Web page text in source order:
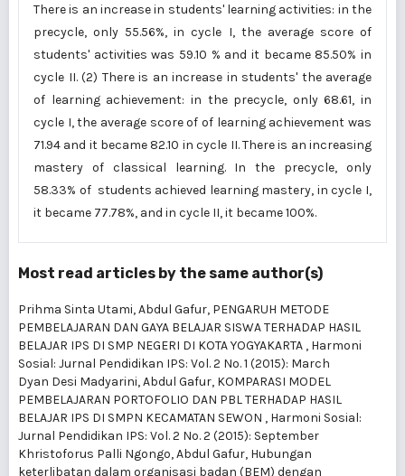
There is an increase in students' learning activities: in the
precycle, only 55.56%, in cycle I, the average score of
students' activities was 59.10 % and it became 85.50% in
cycle II. (2) There is an increase in students' the average
of learning achievement: in the precycle, only 68.61, in
cycle I, the average score of of learning achievement was
71.94 and it became 82.10 in cycle II. There is an increasing
mastery of classical learning. In the precycle, only
58.33% of students achieved learning mastery, in cycle I,
it became 77.78%, and in cycle II, it became 100%.
Most read articles by the same author(s)
Prihma Sinta Utami, Abdul Gafur, PENGARUH METODE
PEMBELAJARAN DAN GAYA BELAJAR SISWA TERHADAP HASIL
BELAJAR IPS DI SMP NEGERI DI KOTA YOGYAKARTA , Harmoni
Sosial: Jurnal Pendidikan IPS: Vol. 2 No. 1 (2015): March
Dyan Desi Madyarini, Abdul Gafur, KOMPARASI MODEL
PEMBELAJARAN PORTOFOLIO DAN PBL TERHADAP HASIL
BELAJAR IPS DI SMPN KECAMATAN SEWON , Harmoni Sosial:
Jurnal Pendidikan IPS: Vol. 2 No. 2 (2015): September
Khristoforus Palli Ngongo, Abdul Gafur, Hubungan
keterlibatan dalam organisasi badan (BEM) dengan